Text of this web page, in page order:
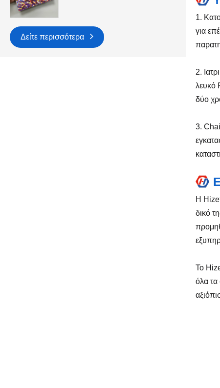
Δείτε περισσότερα
1.
για
2.
λευκό
δύο
3.
Η
δικό
Το
όλα τα